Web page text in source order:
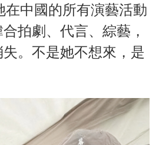
在中國的所有演藝活動
拍劇、代言、綜藝，
。不是她不想來，是